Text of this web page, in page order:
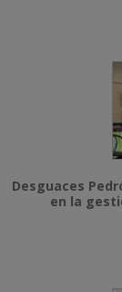
Desguaces
en la